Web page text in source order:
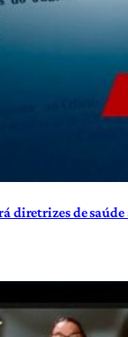
diretrizes de